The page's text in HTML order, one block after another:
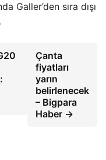
Galler’den sıra dışı
Çanta
fiyatları
yarın
belirlenecek
– Bigpara
Haber →